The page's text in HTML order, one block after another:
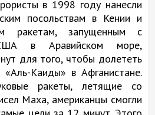
в 1998 году нанесли
посольствам в Кении и
ракетам, запущенным с
в Аравийском море,
для того, чтобы долететь
Каиды» в Афганистане.
ракеты, летящие со
Маха, американцы смогли